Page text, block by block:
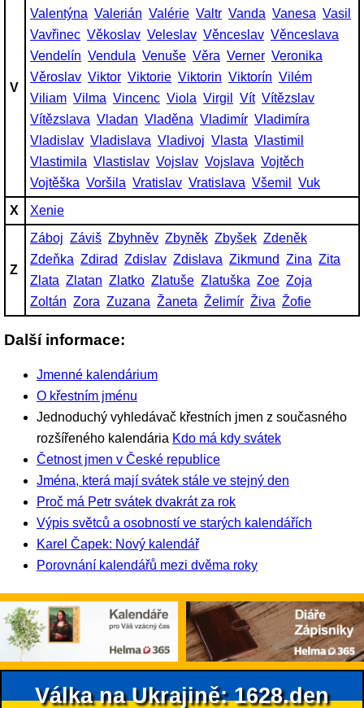
V
Valentýna Valerián Valérie Valtr Vanda Vanesa Vasil
Vavřinec Věkoslav Veleslav Věnceslav Věnceslava
Vendelín Vendula Venuše Věra Verner Veronika
Věroslav Viktor Viktorie Viktorin Viktorín Vilém
Viliam Vilma Vincenc Viola Virgil Vít Vítězslav
Vítězslava Vladan Vladěna Vladimír Vladimíra
Vladislav Vladislava Vladivoj Vlasta Vlastimil
Vlastimila Vlastislav Vojslav Vojslava Vojtěch
Vojtěška Voršila Vratislav Vratislava Všemil
Vuk
X
Xenie
Z
Záboj Záviš Zbyhněv Zbyněk Zbyšek Zdeněk
Zdeňka Zdirad Zdislav Zdislava Zikmund Zina Zita
Zlata Zlatan Zlatko Zlatuše Zlatuška Zoe Zoja
Zoltán Zora Zuzana Žaneta Želimír Živa Žofie
Další informace:
Jmenné kalendárium
O křestním jménu
Jednoduchý vyhledávač křestních jmen z současného
rozšířeného kalendária Kdo má kdy svátek
Četnost jmen v České republice
Jména, která mají svátek stále ve stejný den
Proč má Petr svátek dvakrát za rok
Výpis světců a osobností ve starých kalendářích
Karel Čapek: Nový kalendář
Porovnání kalendářů mezi dvěma roky
Válka na Ukrajině: 1628.den